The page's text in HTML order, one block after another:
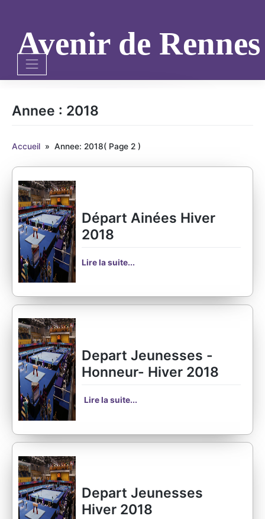
Avenir de
Annee : 2018
Accueil » Annee: 2018( Page 2 )
Départ Ainées Hiver
2018
Lire la suite...
Depart Jeunesses -
Honneur- Hiver 2018
Lire la suite...
Depart Jeunesses
Hiver 2018